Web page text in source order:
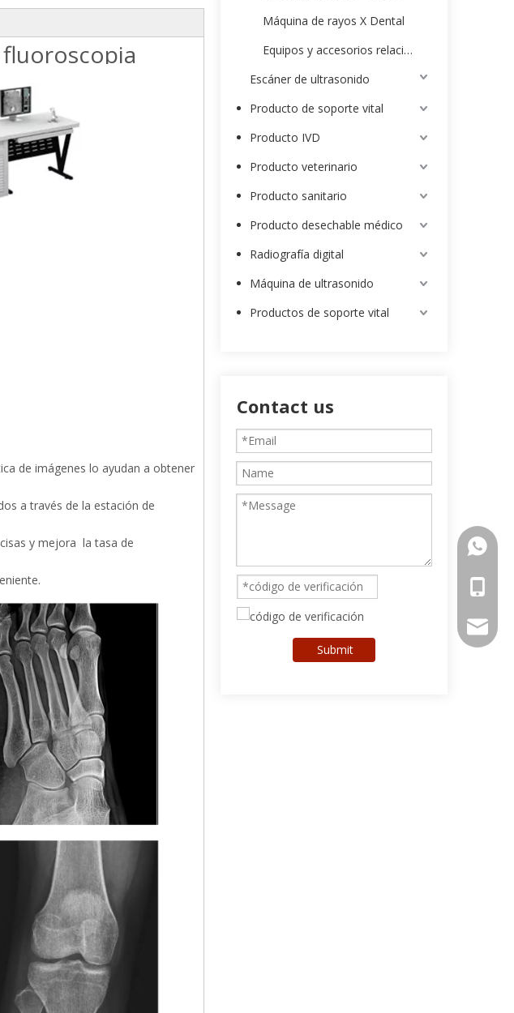
de imágenes lo ayudan a obtener
a través de la estación de
y mejora la tasa de
Máquina de rayos X Dental
Equipos y accesorios relacionados con rayos X
Escáner de ultrasonido
Producto de soporte vital
Producto IVD
Producto veterinario
Producto sanitario
Producto desechable médico
Radiografía digital
Máquina de ultrasonido
Productos de soporte vital
Contact us
Submit
00852-
intl-